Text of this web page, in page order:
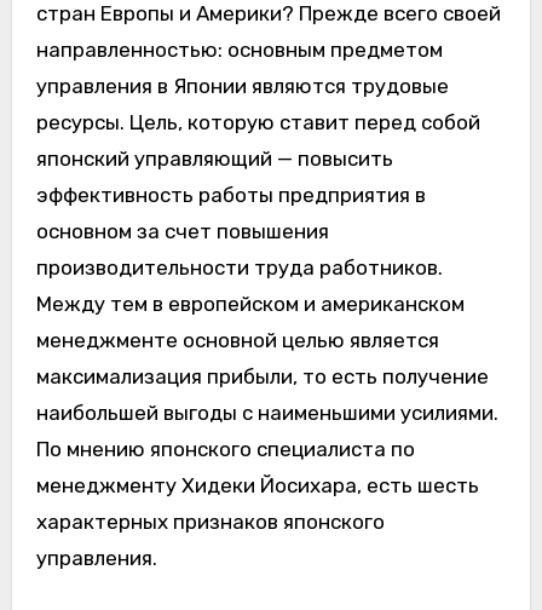
стран Европы и Америки? Прежде всего своей
направленностью: основным предметом
управления в Японии являются трудовые
ресурсы. Цель, которую ставит перед собой
японский управляющий — повысить
эффективность работы предприятия в
основном за счет повышения
производительности труда работников.
Между тем в европейском и американском
менеджменте основной целью является
максимализация прибыли, то есть получение
наибольшей выгоды с наименьшими усилиями.
По мнению японского специалиста по
менеджменту Хидеки Йосихара, есть шесть
характерных признаков японского
управления.